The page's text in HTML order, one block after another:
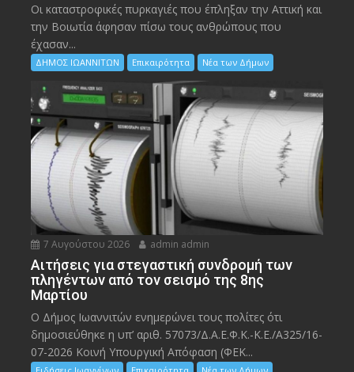
Οι καταστροφικές πυρκαγιές που έπληξαν την Αττική και
την Bοιωτία άφησαν πίσω τους ανθρώπους που
έχασαν...
ΔΗΜΟΣ ΙΩΑΝΝΙΤΩΝ Επικαιρότητα Νέα των Δήμων
7 Αυγούστου 2026 admin admin
Αιτήσεις για στεγαστική συνδρομή των
πληγέντων από τον σεισμό της 8ης
Μαρτίου
Ο Δήμος Ιωαννιτών ενημερώνει τους πολίτες ότι
δημοσιεύθηκε η υπ’ αριθ. 57073/Δ.Α.Ε.Φ.Κ.-Κ.Ε./Α325/16-
07-2026 Κοινή Υπουργική Απόφαση (ΦΕΚ...